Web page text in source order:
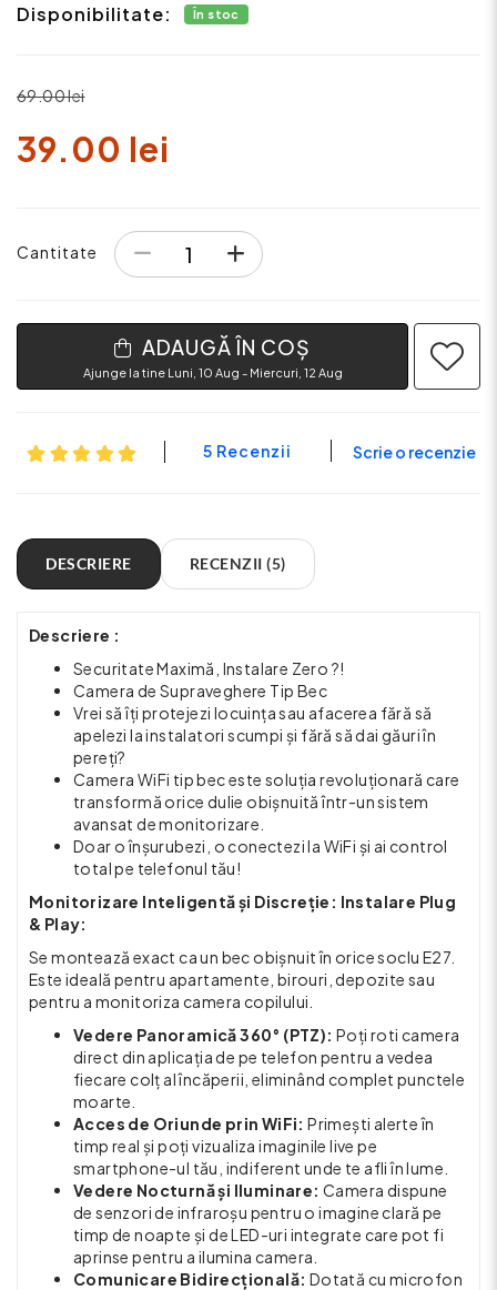
Disponibilitate: În stoc
69.00 lei
39.00 lei
Cantitate
ADAUGĂ ÎN COȘ
Ajunge la tine Luni, 10 Aug - Miercuri, 12 Aug
5 Recenzii Scrie o recenzie
DESCRIERE RECENZII (5)
Descriere :
Securitate Maximă, Instalare Zero ?!
Camera de Supraveghere Tip Bec
Vrei să îți protejezi locuința sau afacerea fără să
apelezi la instalatori scumpi și fără să dai găuri în
pereți?
Camera WiFi tip bec este soluția revoluționară care
transformă orice dulie obișnuită într-un sistem
avansat de monitorizare.
Doar o înșurubezi, o conectezi la WiFi și ai control
total pe telefonul tău!
Monitorizare Inteligentă și Discreție: Instalare Plug
& Play:
Se montează exact ca un bec obișnuit în orice soclu E27.
Este ideală pentru apartamente, birouri, depozite sau
pentru a monitoriza camera copilului.
Vedere Panoramică 360° (PTZ): Poți roti camera
direct din aplicația de pe telefon pentru a vedea
fiecare colț al încăperii, eliminând complet punctele
moarte.
Acces de Oriunde prin WiFi:Primești alerte în
timp real și poți vizualiza imaginile live pe
smartphone-ul tău, indiferent unde te afli în lume.
Vedere Nocturnă și Iluminare: Camera dispune
de senzori de infraroșu pentru o imagine clară pe
timp de noapte și de LED-uri integrate care pot fi
aprinse pentru a ilumina camera.
Comunicare Bidirecțională: Dotată cu microfon